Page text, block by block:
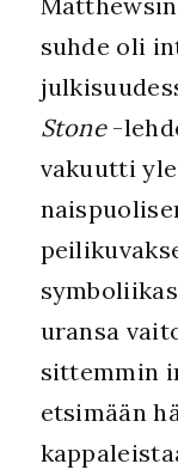
suhde oli
Stone -
vakuutti
uransa
sittemmin
etsimään